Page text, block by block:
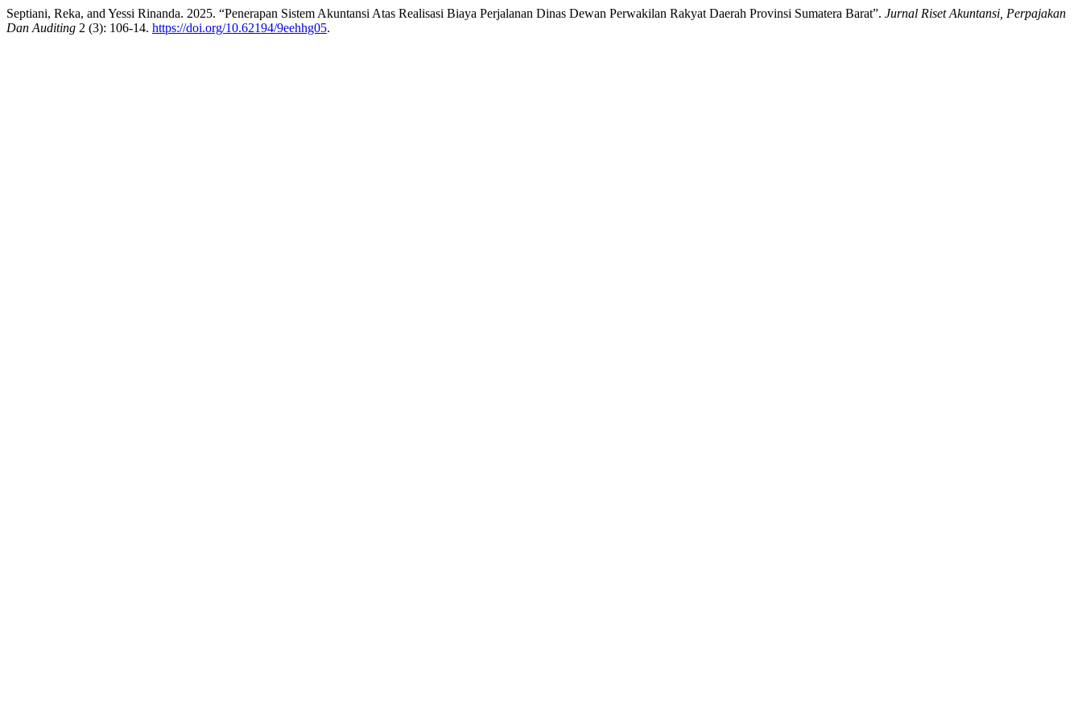
Septiani, Reka, and Yessi Rinanda. 2025. “Penerapan Sistem Akuntansi Atas Realisasi Biaya Perjalanan Dinas Dewan Perwakilan Rakyat Daerah Provinsi Sumatera Barat”. Jurnal Riset Akuntansi, Perpajakan
Dan Auditing 2 (3): 106-14. https://doi.org/10.62194/9eehhg05.